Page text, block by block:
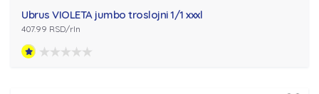
Ubrus VIOLETA jumbo troslojni 1/1 xxxl
407.99 RSD/rln